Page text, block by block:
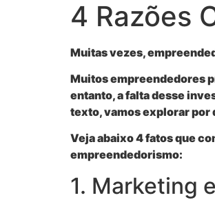
4 Razões
Muitas vezes,
Muitos empreendedores
entanto, a falta desse
texto, vamos explorar por
Veja abaixo 4 fatos que
empreendedorismo:
1. Marketing